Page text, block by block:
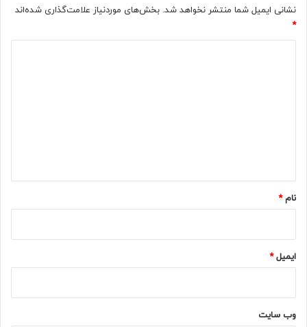
نشانی ایمیل شما منتشر نخواهد شد. بخش‌های موردنیاز علامت‌گذاری شده‌اند
*
نام*
ایمیل*
وب‌ سایت